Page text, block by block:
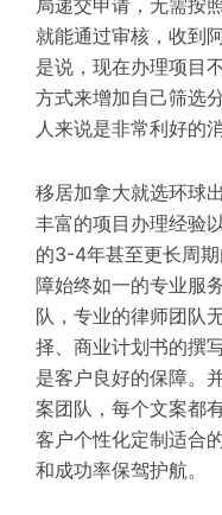
就能通过审核，收到
是说，现在办理项目
方式来增加自己筛选
人来说是非常利好的
移居加拿大就选环球
丰富的项目办理经验
的3-4年甚至更长周
障始终如一的专业服
队，专业的律师团队
择、商业计划书的撰
是客户良好的保障。
案团队，每个文案都
客户个性化定制适合
和成功率保驾护航。